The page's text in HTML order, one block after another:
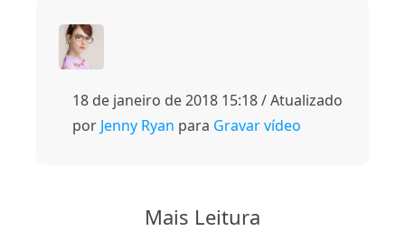
18 de janeiro de 2018 15:18 / Atualizado
por Jenny Ryan para Gravar vídeo
Mais Leitura